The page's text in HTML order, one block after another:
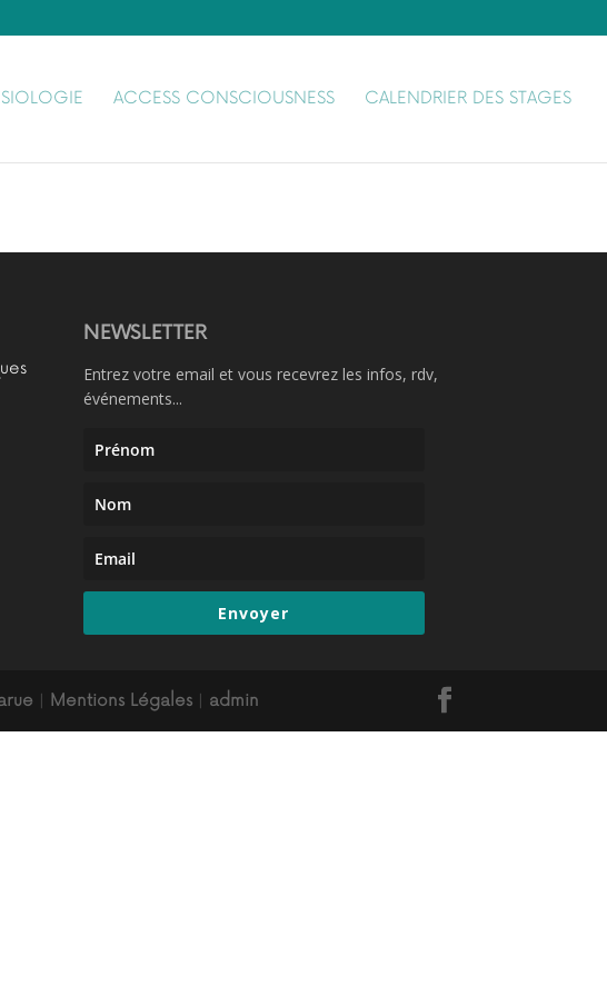
ACCESS CONSCIOUSNESS CALENDRIER DES STAGES
NEWSLETTER
Entrez votre email et vous recevrez les infos, rdv,
événements...
Envoyer
Mentions Légales admin